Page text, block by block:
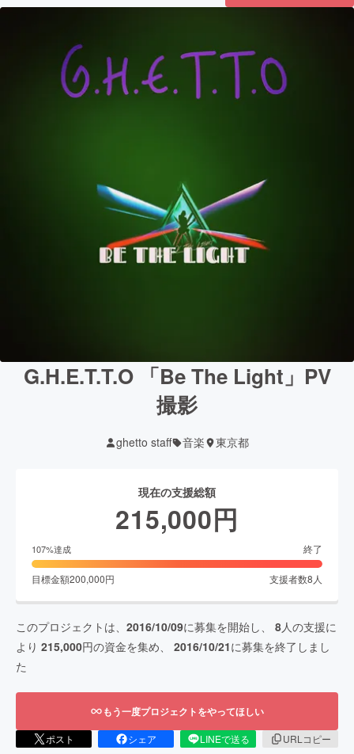
G.H.E.T.T.O 「Be The Light」PV
撮影
ghetto staff 音楽 東京都
現在の支援総額
215,000円
107%達成 終了
目標金額200,000円 支援者数8 人
このプロジェクトは、 2016/10/09に募集を開始し、 8人の支援に
より 215,000円の資金を集め、 2016/10/21に募集を終了しまし
た
もう一度プロジェクトをやってほしい
ポスト シェア LINEで送る
URLコピー